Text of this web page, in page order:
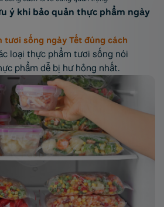
ý khi bảo quản thực phẩm ngày
tươi sống ngày Tết đúng cách
loại thực phẩm tươi sống nói
phẩm dễ bị hư hỏng nhất.